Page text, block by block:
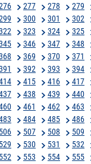
277 278 279
300 301 302
323 324 325
346 347 348
369 370 371
392 393 394
415 416 417
438 439 440
461 462 463
484 485 486
506 507 508 509
529 530 531 532
552 553 554 555